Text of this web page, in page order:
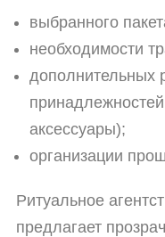
выбранного
необходимости
дополнительных
аксессуары);
организации
Ритуальное
предлагает